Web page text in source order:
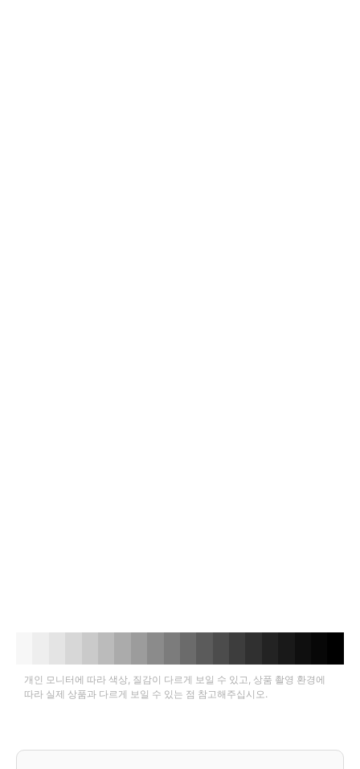
개인 모니터에 따라 색상, 질감이 다르게 보일 수 있고, 상품 촬영 환경에
따라 실제 상품과 다르게 보일 수 있는 점 참고해주십시오.